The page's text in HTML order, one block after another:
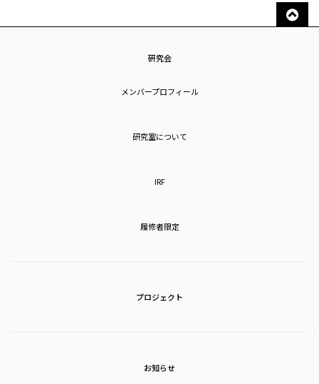
研究会
メンバープロフィール
研究室について
IRF
履修者限定
プロジェクト
お知らせ